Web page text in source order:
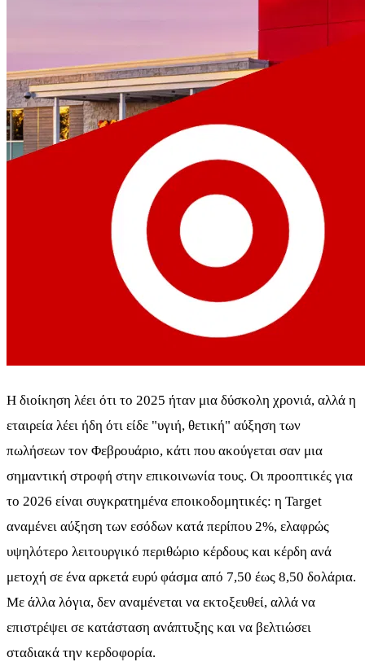
Η διοίκηση λέει ότι το 2025 ήταν μια δύσκολη χρονιά, αλλά η
εταιρεία λέει ήδη ότι είδε "υγιή, θετική" αύξηση των
πωλήσεων τον Φεβρουάριο, κάτι που ακούγεται σαν μια
σημαντική στροφή στην επικοινωνία τους. Οι προοπτικές για
το 2026 είναι συγκρατημένα εποικοδομητικές: η Target
αναμένει αύξηση των εσόδων κατά περίπου 2%, ελαφρώς
υψηλότερο λειτουργικό περιθώριο κέρδους και κέρδη ανά
μετοχή σε ένα αρκετά ευρύ φάσμα από 7,50 έως 8,50 δολάρια.
Με άλλα λόγια, δεν αναμένεται να εκτοξευθεί, αλλά να
επιστρέψει σε κατάσταση ανάπτυξης και να βελτιώσει
σταδιακά την κερδοφορία.